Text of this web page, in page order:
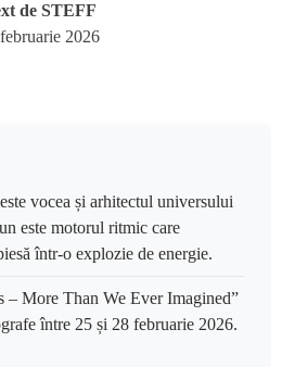
de STEFF
2026
vocea și arhitectul universului
este motorul ritmic care
într-o explozie de energie.
– More Than We Ever Imagined”
între 25 și 28 februarie 2026.